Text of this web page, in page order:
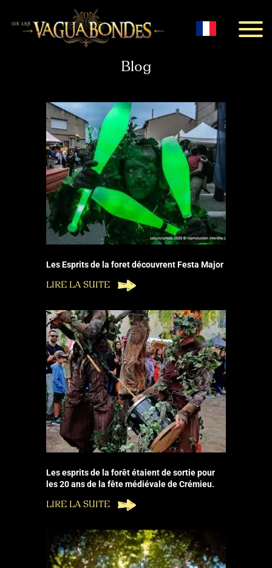
Menu
Blog
Les Esprits de la foret découvrent Festa Major
LIRE LA SUITE
Les esprits de la forêt étaient de sortie pour
les 20 ans de la fête médiévale de Crémieu.
LIRE LA SUITE